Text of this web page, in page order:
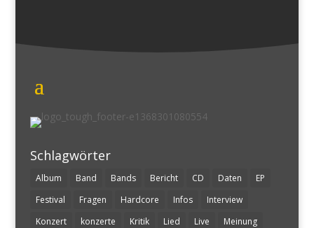
Schlagwörter
Album Band Bands Bericht CD Daten
EP
Festival
Fragen Hardcore Infos
Interview
Konzert
konzerte Kritik Lied Live Meinung